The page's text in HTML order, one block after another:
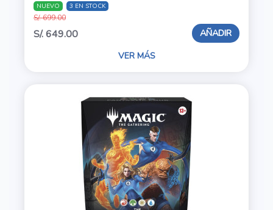
NUEVO 3 EN STOCK
S/. 699.00
S/. 649.00 AÑADIR
VER MÁS